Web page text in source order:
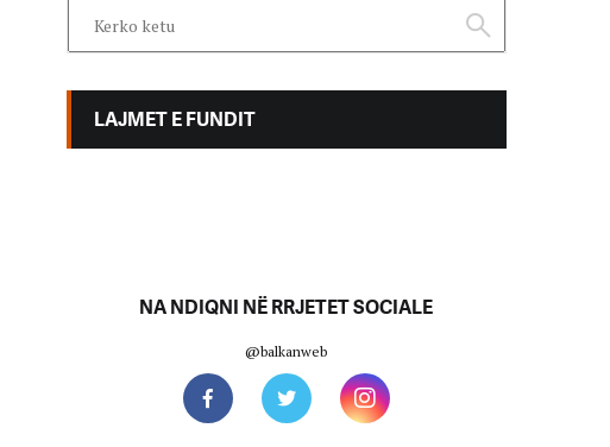
LAJMET E FUNDIT
NA NDIQNI NË RRJETET SOCIALE
@balkanweb